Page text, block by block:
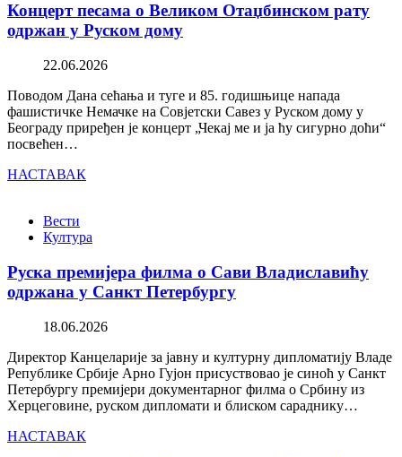
Концерт песама о Великом Отаџбинском рату
одржан у Руском дому
22.06.2026
Поводом Дана сећања и туге и 85. годишњице напада
фашистичке Немачке на Совјетски Савез у Руском дому у
Београду приређен је концерт „Чекај ме и ја ћу сигурно доћи“
посвећен…
НАСТАВАК
Вести
Култура
Руска премијера филма о Сави Владиславићу
одржана у Санкт Петербургу
18.06.2026
Директор Канцеларије за јавну и културну дипломатију Владе
Републике Србије Арно Гујон присуствовао је синоћ у Санкт
Петербургу премијери документарног филма о Србину из
Херцеговине, руском дипломати и блиском сараднику…
НАСТАВАК